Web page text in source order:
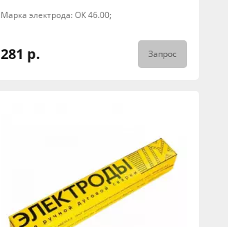
Марка электрода: ОК 46.00;
281 р. Запрос